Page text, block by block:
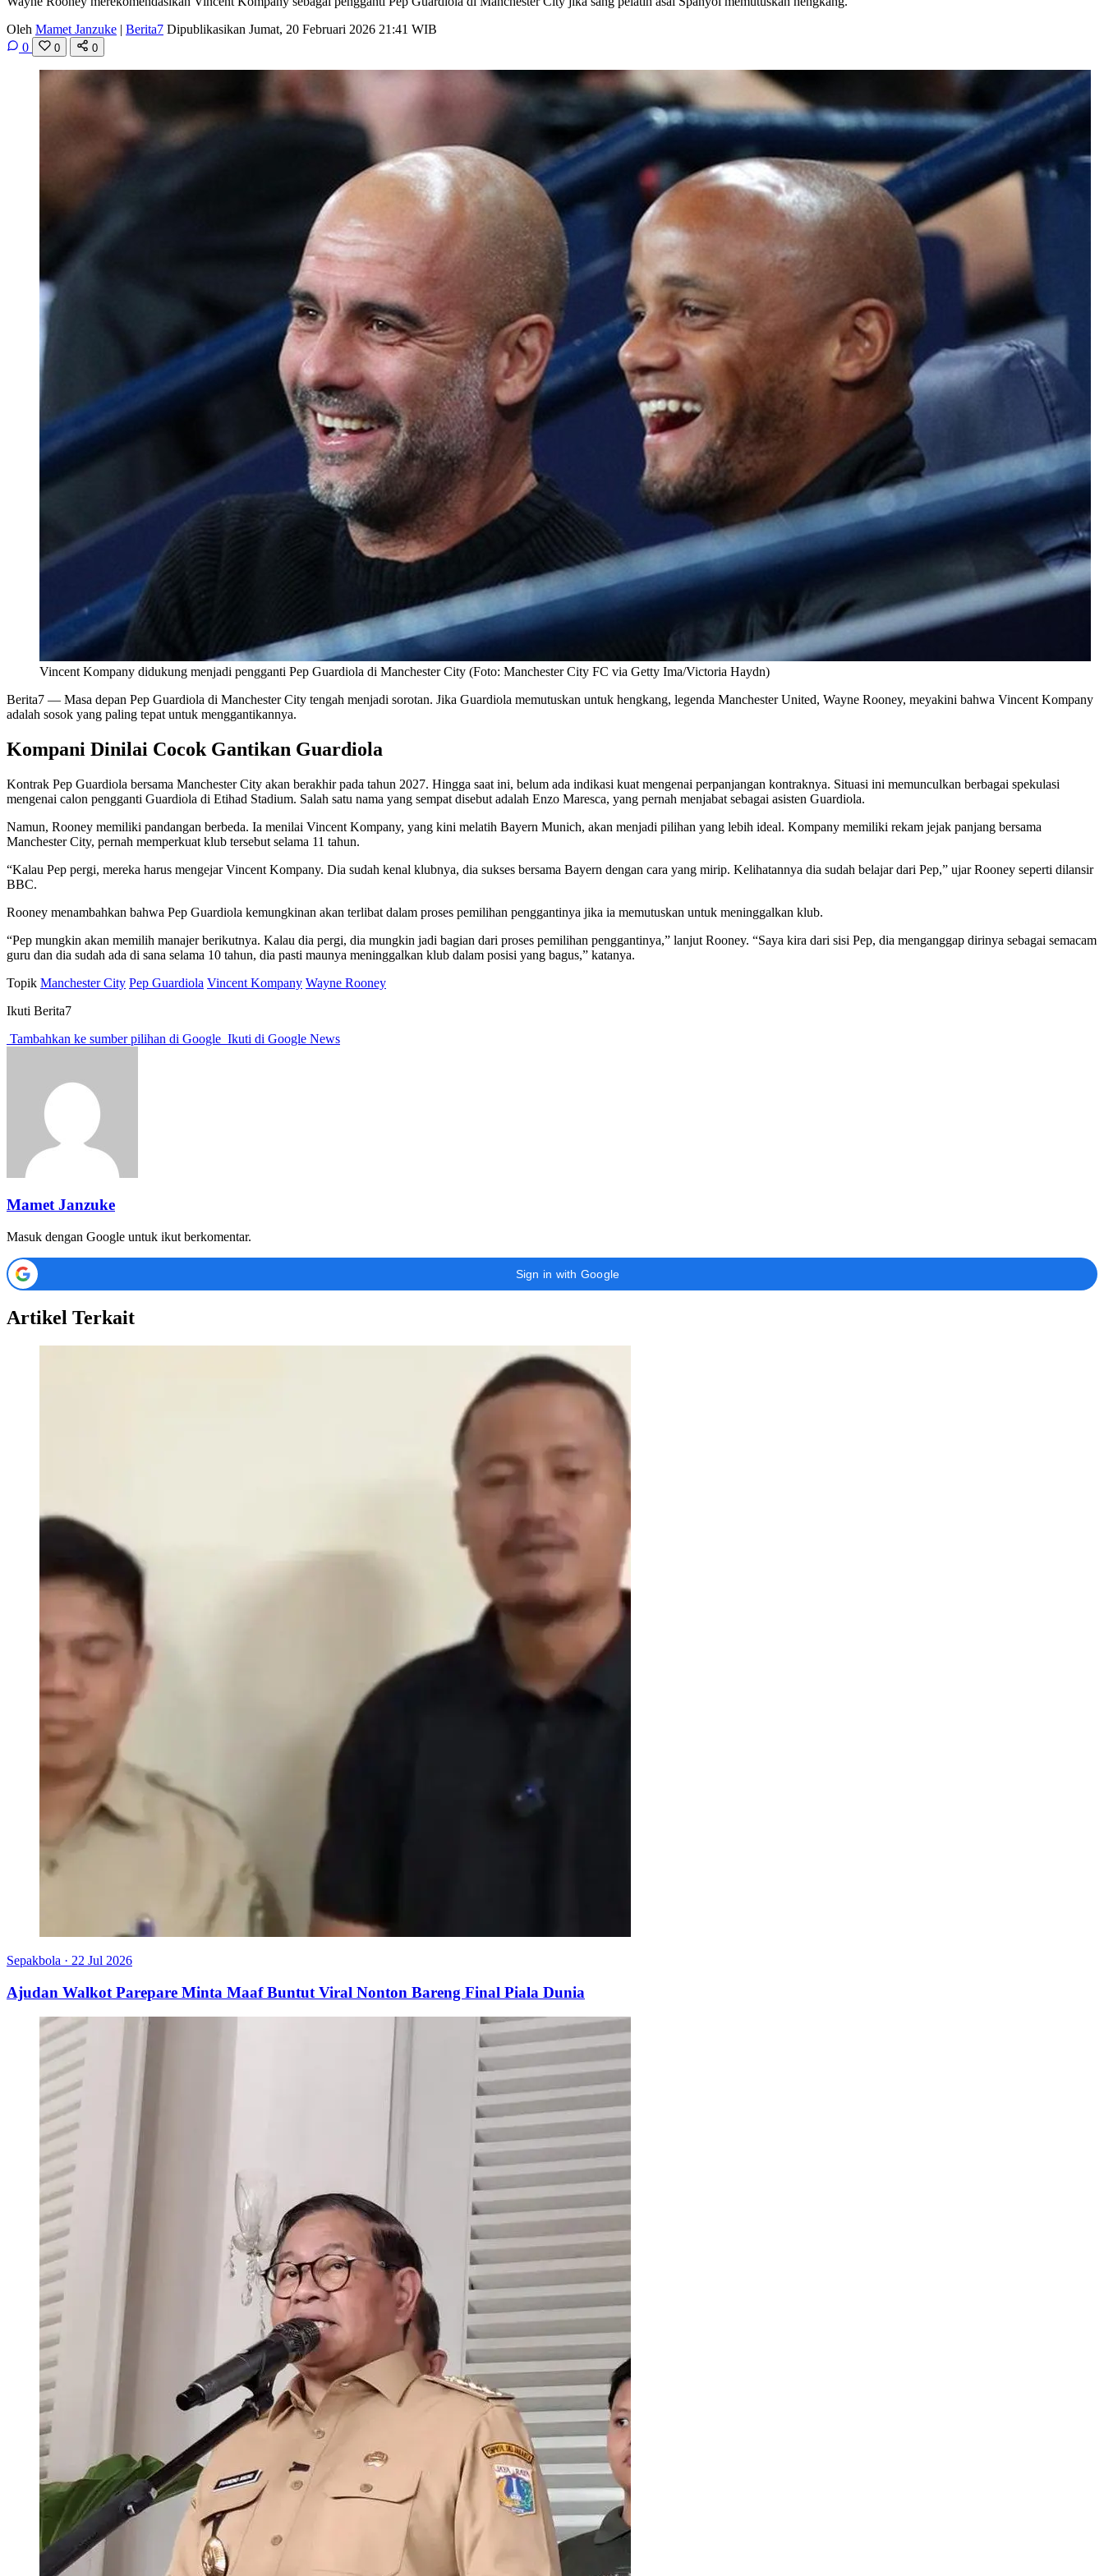
Oleh Mamet Janzuke | Berita7 Dipublikasikan Jumat, 20 Februari 2026 21:41 WIB
0
0 0
Vincent Kompany didukung menjadi pengganti Pep Guardiola di Manchester City (Foto: Manchester City FC via Getty Ima/Victoria Haydn)
Berita7 — Masa depan Pep Guardiola di Manchester City tengah menjadi sorotan. Jika Guardiola memutuskan untuk hengkang, legenda Manchester United, Wayne Rooney, meyakini bahwa Vincent Kompany
adalah sosok yang paling tepat untuk menggantikannya.
Kompani Dinilai Cocok Gantikan Guardiola
Kontrak Pep Guardiola bersama Manchester City akan berakhir pada tahun 2027. Hingga saat ini, belum ada indikasi kuat mengenai perpanjangan kontraknya. Situasi ini memunculkan berbagai spekulasi
mengenai calon pengganti Guardiola di Etihad Stadium. Salah satu nama yang sempat disebut adalah Enzo Maresca, yang pernah menjabat sebagai asisten Guardiola.
Namun, Rooney memiliki pandangan berbeda. Ia menilai Vincent Kompany, yang kini melatih Bayern Munich, akan menjadi pilihan yang lebih ideal. Kompany memiliki rekam jejak panjang bersama
Manchester City, pernah memperkuat klub tersebut selama 11 tahun.
“Kalau Pep pergi, mereka harus mengejar Vincent Kompany. Dia sudah kenal klubnya, dia sukses bersama Bayern dengan cara yang mirip. Kelihatannya dia sudah belajar dari Pep,” ujar Rooney seperti dilansir
BBC.
Rooney menambahkan bahwa Pep Guardiola kemungkinan akan terlibat dalam proses pemilihan penggantinya jika ia memutuskan untuk meninggalkan klub.
“Pep mungkin akan memilih manajer berikutnya. Kalau dia pergi, dia mungkin jadi bagian dari proses pemilihan penggantinya,” lanjut Rooney. “Saya kira dari sisi Pep, dia menganggap dirinya sebagai semacam
guru dan dia sudah ada di sana selama 10 tahun, dia pasti maunya meninggalkan klub dalam posisi yang bagus,” katanya.
Topik Manchester City Pep Guardiola Vincent Kompany Wayne Rooney
Ikuti Berita7
Tambahkan ke sumber pilihan di Google Ikuti di Google News
Mamet Janzuke
Masuk dengan Google untuk ikut berkomentar.
Sign in with Google
Artikel Terkait
Sepakbola · 22 Jul 2026
Ajudan Walkot Parepare Minta Maaf Buntut Viral Nonton Bareng Final Piala Dunia